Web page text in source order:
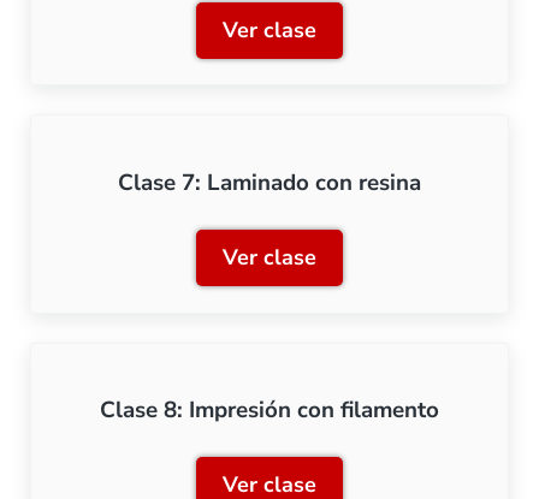
Ver claseClase 6: Laminado con
Clase 7: Laminado con resina
Ver claseClase 7: Laminado con
Clase 8: Impresión con filamento
Ver clase